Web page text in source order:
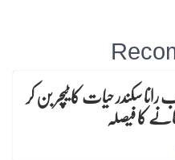
رانا سکندر حیات کا ٹیچر بن کر
کا فیصلہ